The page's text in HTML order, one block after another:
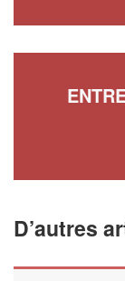
D’autres